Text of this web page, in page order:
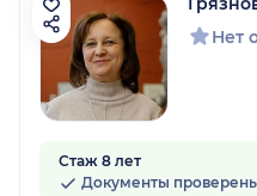
Нет
Стаж 8 лет
Документы